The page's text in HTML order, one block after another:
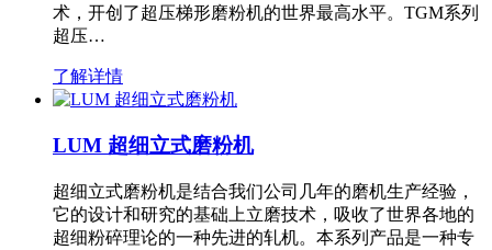
术，开创了超压梯形磨粉机的世界最高水平。TGM系列
超压…
了解详情
LUM 超细立式磨粉机
超细立式磨粉机是结合我们公司几年的磨机生产经验，
它的设计和研究的基础上立磨技术，吸收了世界各地的
超细粉碎理论的一种先进的轧机。本系列产品是一种专